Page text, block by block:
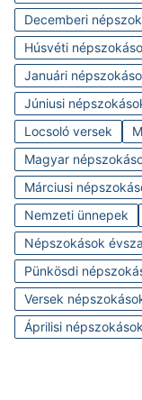
Decemberi
Húsvéti
Januári
Júniusi
Locsoló versek
Magyar
Márciusi
Nemzeti ünnepek
Népszokások
Pünkösdi
Versek
Áprilisi népszokások